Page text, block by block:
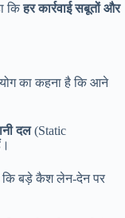
किहर कार्रवाई सबूतों और
का कहना है कि आने
दल(Static
कि बड़े कैश लेन-देन पर